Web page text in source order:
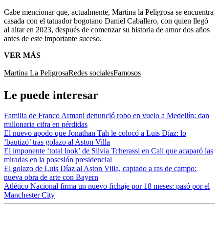
Cabe mencionar que, actualmente, Martina la Peligrosa se encuentra
casada con el tatuador bogotano Daniel Caballero, con quien llegó
al altar en 2023, después de comenzar su historia de amor dos años
antes de este importante suceso.
VER MÁS
Martina La PeligrosaRedes socialesFamosos
Le puede interesar
Familia de Franco Armani denunció robo en vuelo a Medellín: dan
millonaria cifra en pérdidas
El nuevo apodo que Jonathan Tah le colocó a Luis Díaz: lo
‘bautizó’ tras golazo al Aston Villa
El imponente ‘total look’ de Silvia Tcherassi en Cali que acaparó las
miradas en la posesión presidencial
El golazo de Luis Díaz al Aston Villa, captado a ras de campo:
nueva obra de arte con Bayern
Atlético Nacional firma un nuevo fichaje por 18 meses: pasó por el
Manchester City